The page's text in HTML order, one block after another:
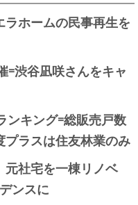
ホームの民事再生を
=渋谷凪咲さんをキャ
ンキング=総販売戸数
ラスは住友林業のみ
元社宅を一棟リノベ
ンスに